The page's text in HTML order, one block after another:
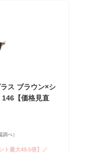
ス ブラウン×シ
【価格見直
べ）
ト最大49.5倍】／